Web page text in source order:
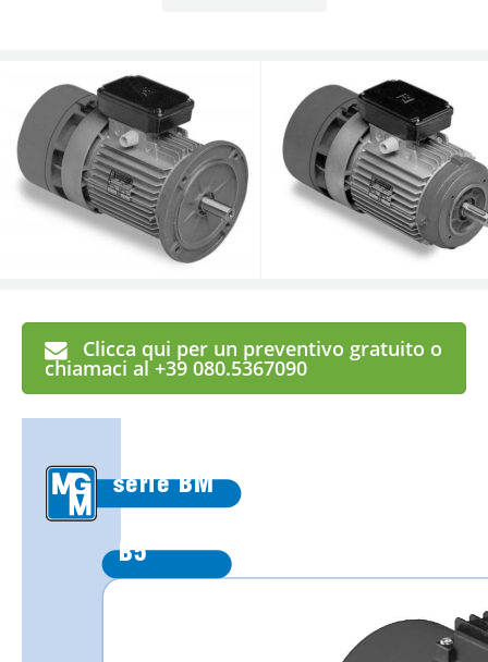
Clicca qui per un preventivo gratuito o
chiamaci al +39 080.5367090
serie BM
B5